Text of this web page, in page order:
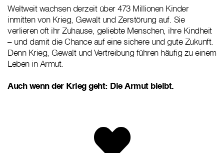
Weltweit wachsen derzeit über 473 Millionen Kinder
inmitten von Krieg, Gewalt und Zerstörung auf. Sie
verlieren oft ihr Zuhause, geliebte Menschen, ihre Kindheit
– und damit die Chance auf eine sichere und gute Zukunft.
Denn Krieg, Gewalt und Vertreibung führen häufig zu einem
Leben in Armut.
Auch wenn der Krieg geht: Die Armut bleibt.